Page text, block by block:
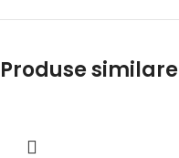
Produse similare